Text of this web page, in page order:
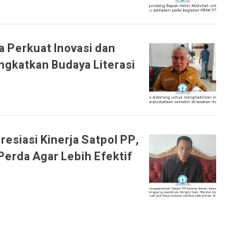
Perkuat Inovasi dan
Budaya Literasi
Kinerja Satpol PP,
Agar Lebih Efektif